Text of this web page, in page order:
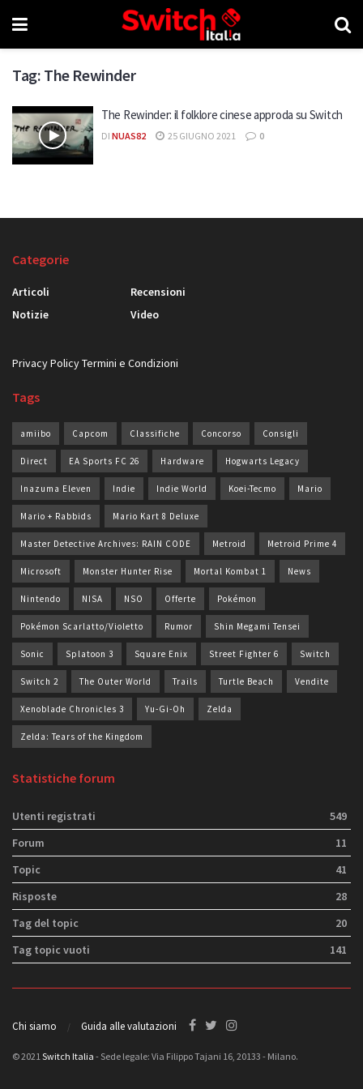
Tag: The Rewinder
The Rewinder: il folklore cinese approda su Switch
DI NUAS82 25 GIUGNO 2021 0
Categorie
Articoli
Notizie
Recensioni
Video
Privacy PolicyTermini e Condizioni
Tags
amiibo Capcom Classifiche Concorso Consigli
Direct EA Sports FC 26 Hardware Hogwarts Legacy
Inazuma Eleven Indie Indie World Koei-Tecmo Mario
Mario + Rabbids Mario Kart 8 Deluxe
Master Detective Archives: RAIN CODE Metroid Metroid Prime 4
Microsoft Monster Hunter Rise Mortal Kombat 1 News
Nintendo NISA NSO Offerte Pokémon
Pokémon Scarlatto/Violetto Rumor Shin Megami Tensei
Sonic Splatoon 3 Square Enix Street Fighter 6 Switch
Switch 2 The Outer World Trails Turtle Beach Vendite
Xenoblade Chronicles 3 Yu-Gi-Oh Zelda
Zelda: Tears of the Kingdom
Statistiche forum
Utenti registrati
549
Forum
11
Topic
41
Risposte
28
Tag del topic
20
Tag topic vuoti
141
Chi siamo Guida alle valutazioni
© 2021Switch Italia - Sede legale: Via Filippo Tajani 16, 20133 - Milano.